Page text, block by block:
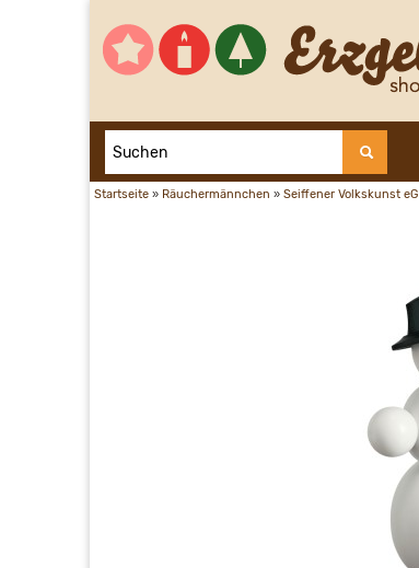
Startseite » Räuchermännchen » Seiffener Volkskunst eG